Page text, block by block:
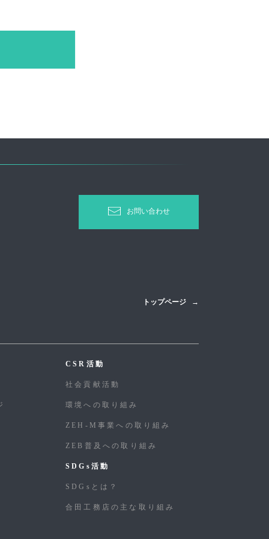
お問い合わせ
トップページ
CSR活動
社会貢献活動
環境への取り組み
ZEH-M事業への取り組み
ZEB普及への取り組み
SDGs活動
SDGsとは？
合⽥⼯務店の主な取り組み